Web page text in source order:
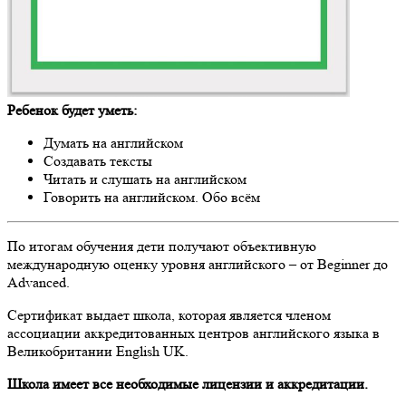
Ребенок будет уметь:
Думать на английском
Создавать тексты
Читать и слушать на английском
Говорить на английском. Обо всём
По итогам обучения дети получают объективную
международную оценку уровня английского – от Beginner до
Advanced.
Сертификат выдает школа, которая является членом
ассоциации аккредитованных центров английского языка в
Великобритании English UK.
Школа имеет все необходимые лицензии и аккредитации.